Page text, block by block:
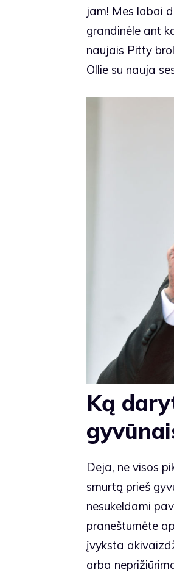
jam! Mes labai
grandinėle ant
naujais Pitty
Ollie su nauja
Ką
Deja, ne visos
smurtą prieš
nesukeldami
praneštumėte
įvyksta
arba